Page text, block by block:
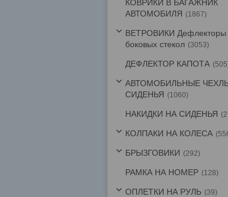
КОВРИКИ В БАГАЖНИК
АВТОМОБИЛЯ
1867
ВЕТРОВИКИ Дефлекторы
боковых стекол
3053
ДЕФЛЕКТОР КАПОТА 505
АВТОМОБИЛЬНЫЕ
СИДЕНЬЯ
1060
НАКИДКИ НА СИДЕНЬЯ
КОЛПАКИ НА КОЛЕСА
БРЫЗГОВИКИ 292
РАМКА НА НОМЕР 128
ОПЛЕТКИ НА РУЛЬ 39